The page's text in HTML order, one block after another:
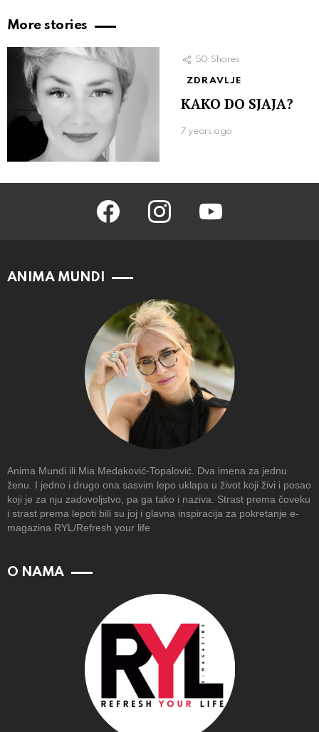
More stories
50 Shares
ZDRAVLJE
KAKO DO SJAJA?
7 years ago
facebook instagram
ANIMA MUNDI
Anima Mundi ili Mia Medaković-Topalović. Dva imena za jednu
ženu. I jedno i drugo ona sasvim lepo uklapa u život koji živi i posao
koji je za nju zadovoljstvo, pa ga tako i naziva. Strast prema čoveku
i strast prema lepoti bili su joj i glavna inspiracija za pokretanje e-
magazina RYL/Refresh your life
O NAMA